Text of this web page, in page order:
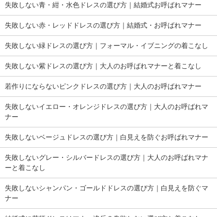
失敗しない青・紺・水色ドレスの選び方｜結婚式お呼ばれマナー
失敗しない赤・レッドドレスの選び方｜結婚式・お呼ばれマナー
失敗しない緑ドレスの選び方｜フォーマル・イブニングの着こなし
失敗しない紫ドレスの選び方｜大人のお呼ばれマナーと着こなし
若作りにならないピンクドレスの選び方｜大人のお呼ばれマナー
失敗しないイエロー・オレンジドレスの選び方｜大人のお呼ばれマ
ナー
失敗しないベージュドレスの選び方｜白見えを防ぐお呼ばれマナー
失敗しないグレー・シルバードレスの選び方｜大人のお呼ばれマナ
ーと着こなし
失敗しないシャンパン・ゴールドドレスの選び方｜白見えを防ぐマ
ナー